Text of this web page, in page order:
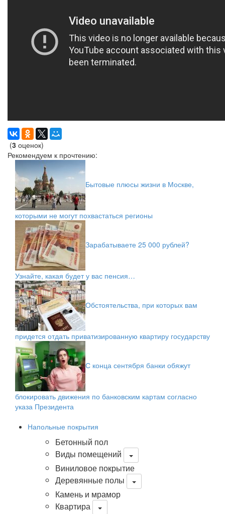
(3 оценок)
Рекомендуем к прочтению:
Бытовые плюсы жизни в Москве,
которыми не могут похвастаться регионы
Зарабатываете 25 000 рублей?
Узнайте, какая будет у вас пенсия…
Обстоятельства, при которых вам
придется отдать приватизированную квартиру государству
С конца сентября банки обяжут
блокировать движения по банковским картам согласно
указа Президента
Напольные покрытия
Бетонный пол
Виды помещений
Виниловое покрытие
Деревянные полы
Камень и мрамор
Квартира